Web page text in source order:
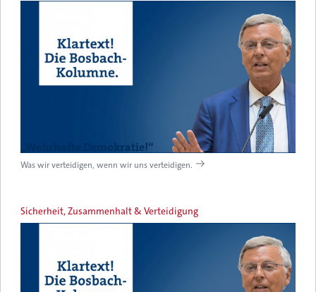
„Wehrhafte Demokratie!“
Was wir verteidigen, wenn wir uns verteidigen.
Sicherheit, Zusammenhalt & Verteidigung